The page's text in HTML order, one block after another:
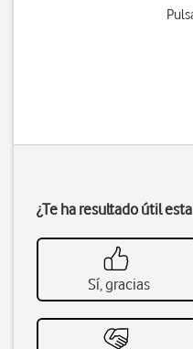
¿Te ha resultado útil
Sí, gracias